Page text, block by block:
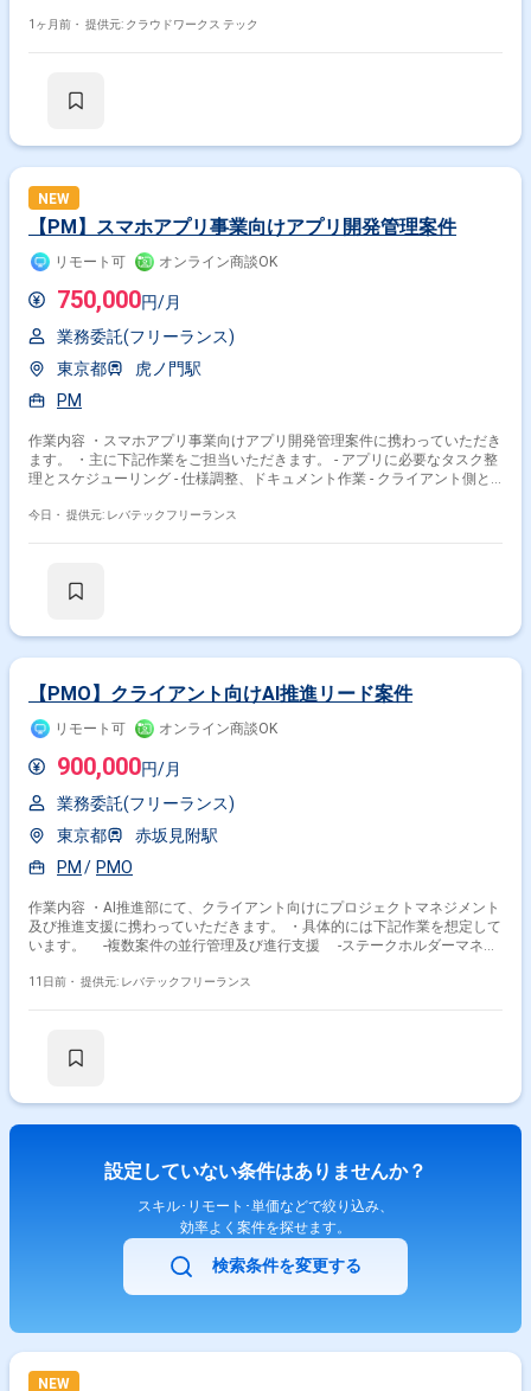
い。 ◆補足◆ toB向けのサービスとしてメディアにも多く取り上げられて
ツール：Git ・インフラ環境：AWS ・コミュニケーションツール：Slack
1ヶ月前・ 提供元: クラウドワークス テック
NEW
【PM】スマホアプリ事業向けアプリ開発管理案件
リモート可 オンライン商談OK
750,000円/月
業務委託(フリーランス)
東京都
虎ノ門駅
PM
作業内容 ・スマホアプリ事業向けアプリ開発管理案件に携わっていただき
ます。 ・主に下記作業をご担当いただきます。 - アプリに必要なタスク整
理とスケジューリング - 仕様調整、ドキュメント作業 - クライアント側と
機能仕様の合意 - アプリ開発、リリースに必要な登録、リリース作業
今日・ 提供元: レバテックフリーランス
【PMO】クライアント向けAI推進リード案件
リモート可 オンライン商談OK
900,000円/月
業務委託(フリーランス)
東京都
赤坂見附駅
PM
PMO
作業内容 ・AI推進部にて、クライアント向けにプロジェクトマネジメント
及び推進支援に携わっていただきます。 ・具体的には下記作業を想定して
います。 -複数案件の並行管理及び進行支援 -ステークホルダーマネジ
11日前・ 提供元: レバテックフリーランス
設定していない条件はありませんか？
スキル･リモート･単価などで絞り込み、
効率よく案件を探せます。
検索条件を変更する
NEW